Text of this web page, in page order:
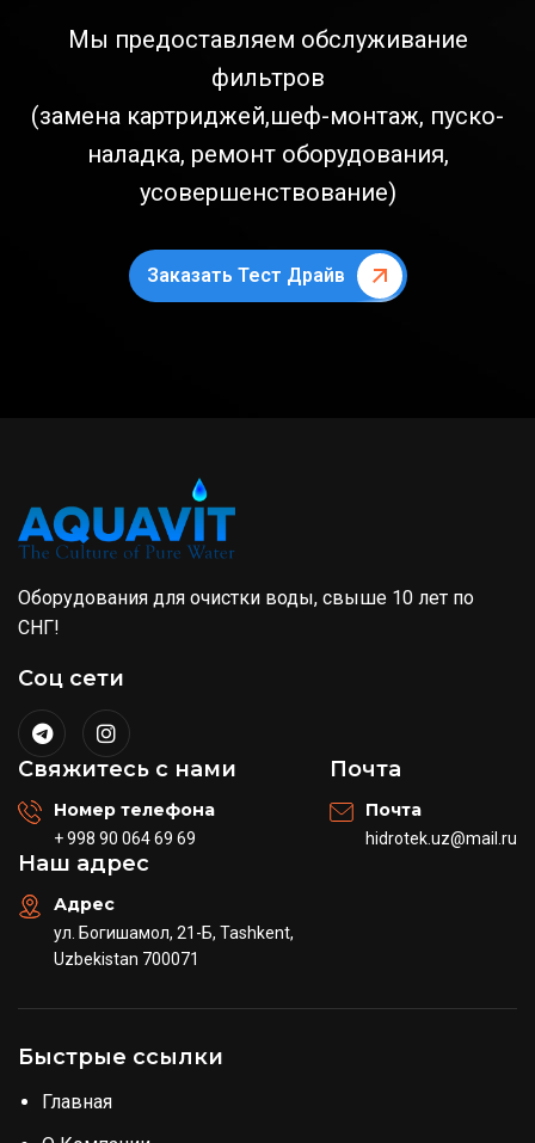
Мы предоставляем обслуживание
фильтров
(замена картриджей,шеф-монтаж, пуско-
наладка, ремонт оборудования,
усовершенствование)
Заказать Тест Драйв
Оборудования для очистки воды, свыше 10 лет по
СНГ!
Соц сети
Свяжитесь с нами
Номер телефона
+ 998 90 064 69 69
Почта
Почта
hidrotek.uz@mail.ru
Наш адрес
Адрес
ул. Богишамол, 21-Б, Tashkent,
Uzbekistan 700071
Быстрые ссылки
Главная